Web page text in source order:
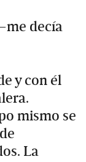
decía
y con él
mismo se
La